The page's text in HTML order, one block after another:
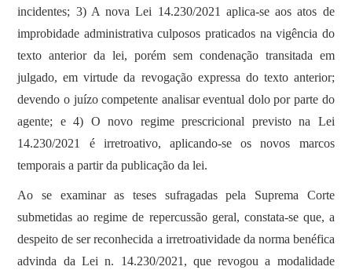
incidentes; 3) A nova Lei 14.230/2021 aplica-se aos atos de
improbidade administrativa culposos praticados na vigência do
texto anterior da lei, porém sem condenação transitada em
julgado, em virtude da revogação expressa do texto anterior;
devendo o juízo competente analisar eventual dolo por parte do
agente; e 4) O novo regime prescricional previsto na Lei
14.230/2021 é irretroativo, aplicando-se os novos marcos
temporais a partir da publicação da lei.
Ao se examinar as teses sufragadas pela Suprema Corte
submetidas ao regime de repercussão geral, constata-se que, a
despeito de ser reconhecida a irretroatividade da norma benéfica
advinda da Lei n. 14.230/2021, que revogou a modalidade